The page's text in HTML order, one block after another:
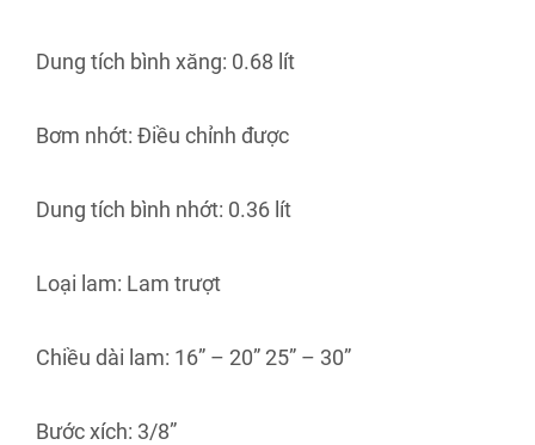
Dung tích bình xăng: 0.68 lít
Bơm nhớt: Điều chỉnh được
Dung tích bình nhớt: 0.36 lít
Loại lam: Lam trượt
Chiều dài lam: 16” – 20” 25” – 30”
Bước xích: 3/8”